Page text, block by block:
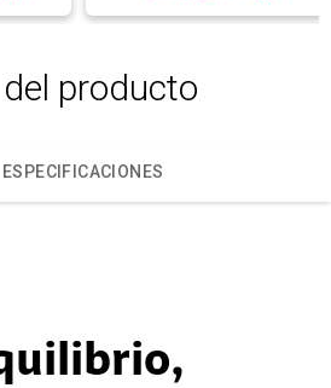
producto
ESPECIFICACIONES